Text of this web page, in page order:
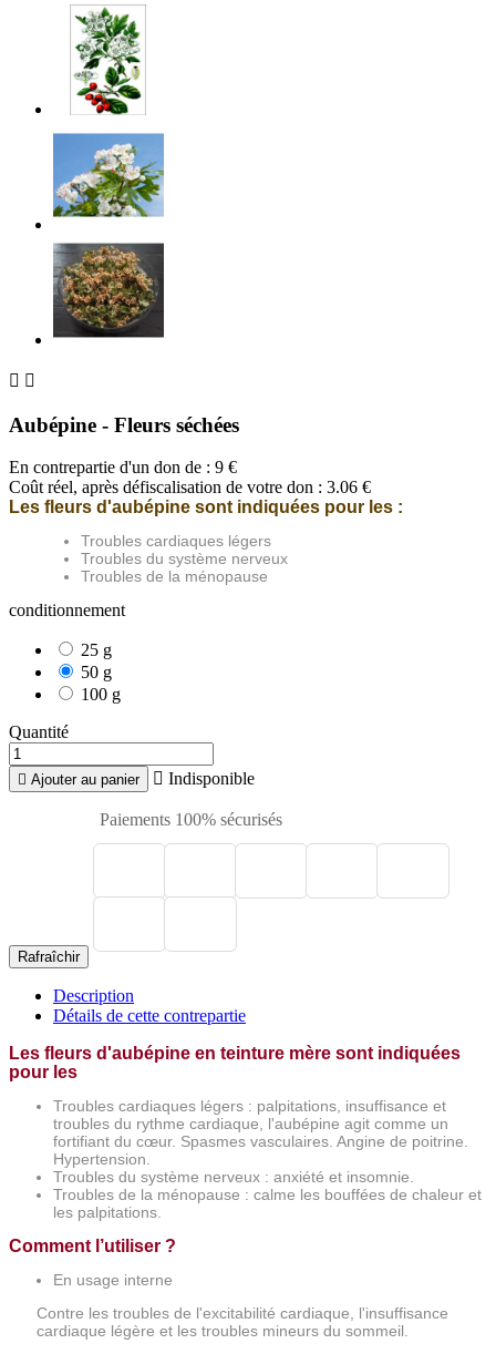
 
Aubépine - Fleurs séchées
En contrepartie d'un don de : 9 €
Coût réel, après défiscalisation de votre don : 3.06 €
Les fleurs d'aubépine sont indiquées pour les :
Troubles cardiaques légers
Troubles du système nerveux
Troubles de la ménopause
conditionnement
25 g
50 g
100 g
Quantité
 Ajouter au panier  Indisponible
Paiements 100% sécurisés
Description
Détails de cette contrepartie
Les fleurs d'aubépine en teinture mère sont indiquées
pour les
Troubles cardiaques légers : palpitations, insuffisance et
troubles du rythme cardiaque, l'aubépine agit comme un
fortifiant du cœur. Spasmes vasculaires. Angine de poitrine.
Hypertension.
Troubles du système nerveux : anxiété et insomnie.
Troubles de la ménopause : calme les bouffées de chaleur et
les palpitations.
Comment l’utiliser ?
En usage interne
Contre les troubles de l'excitabilité cardiaque, l'insuffisance
cardiaque légère et les troubles mineurs du sommeil.